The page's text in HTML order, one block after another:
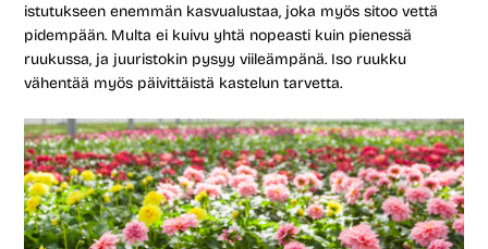
istutukseen enemmän kasvualustaa, joka myös sitoo vettä
pidempään. Multa ei kuivu yhtä nopeasti kuin pienessä
ruukussa, ja juuristokin pysyy viileämpänä. Iso ruukku
vähentää myös päivittäistä kastelun tarvetta.